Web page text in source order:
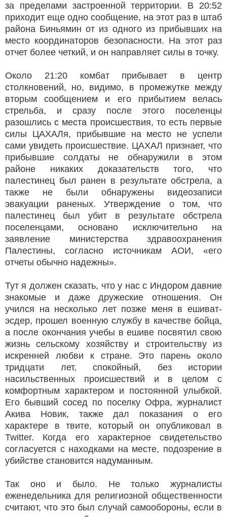
за пределами застроенной территории. В 20:52
приходит еще одно сообщение, на этот раз в штаб
района Биньямин от из одного из прибывших на
место координаторов безопасности. На этот раз
отчет более четкий, и он направляет силы в точку.
Около 21:20 комбат прибывает в центр
столкновений, но, видимо, в промежутке между
вторым сообщением и его прибытием велась
стрельба, и сразу после этого поселенцы
разошлись с места происшествия, то есть первые
силы ЦАХАЛя, прибывшие на место не успели
сами увидеть происшествие. ЦАХАЛ признает, что
прибывшие солдаты не обнаружили в этом
районе никаких доказательств того, что
палестинец был ранен в результате обстрела, а
также не были обнаружены видеозаписи
эвакуации раненых. Утверждение о том, что
палестинец был убит в результате обстрела
поселенцами, основано исключительно на
заявление министерства здравоохранения
Палестины, согласно источникам АОИ, «его
отчеты обычно надежны».
Тут я должен сказать, что у нас с Индором давние
знакомые и даже дружеские отношения. Он
учился на несколько лет позже меня в ешиват-
эсдер, прошел военную службу в качестве бойца,
а после окончания учебы в ешиве посвятил свою
жизнь сельскому хозяйству и строительству из
искренней любви к стране. Это парень около
тридцати лет, спокойный, без истории
насильственных происшествий и в целом с
комфортным характером и постоянной улыбкой.
Его бывший сосед по поселку Офра, журналист
Акива Новик, также дал показания о его
характере в твите, который он опубликовал в
Twitter. Когда его характерное свидетельство
согласуется с находками на месте, подозрение в
убийстве становится надуманным.
Так оно и было. Не только журналисты
еженедельника для религиозной общественности
считают, что это был случай самообороны, если в